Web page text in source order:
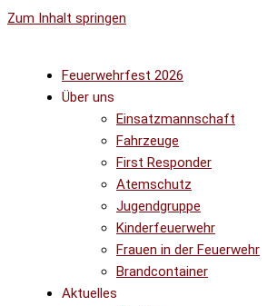
Zum Inhalt springen
Feuerwehrfest 2026
Über uns
Einsatzmannschaft
Fahrzeuge
First Responder
Atemschutz
Jugendgruppe
Kinderfeuerwehr
Frauen in der Feuerwehr
Brandcontainer
Aktuelles